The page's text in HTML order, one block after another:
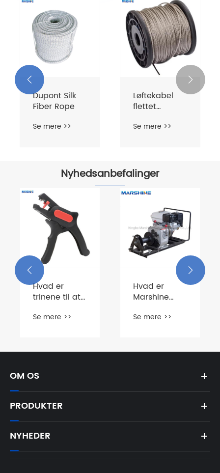
Dupont Silk
Fiber Rope
Se mere >>
Løftekabel
flettet
Se mere >>
 
Nyhedsanbefalinger
Hvad er
trinene til at
automatisk
Se mere >>
Hvad er
Marshine
Winch?
Se mere >>
 
OM OS
PRODUKTER
NYHEDER